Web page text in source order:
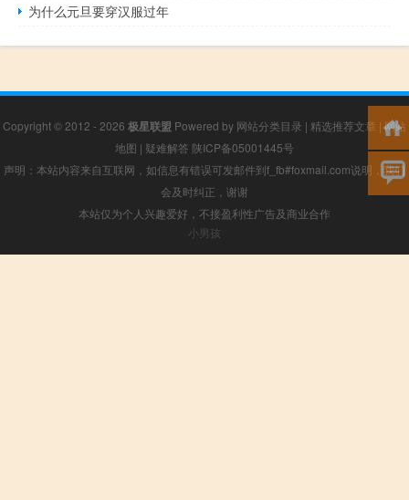
为什么元旦要穿汉服过年
Copyright © 2012 - 2026 极星联盟 Powered by 网站分类目录 | 精选推荐文章 |网站
地图 | 疑难解答 陕ICP备05001445号
声明：本站内容来自互联网，如信息有错误可发邮件到f_fb#foxmail.com说明，我们
会及时纠正，谢谢
本站仅为个人兴趣爱好，不接盈利性广告及商业合作
小男孩